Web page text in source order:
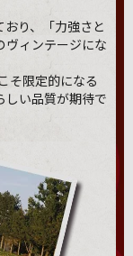
り、「力強さと
ヴィンテージにな
そ限定的になる
しい品質が期待で